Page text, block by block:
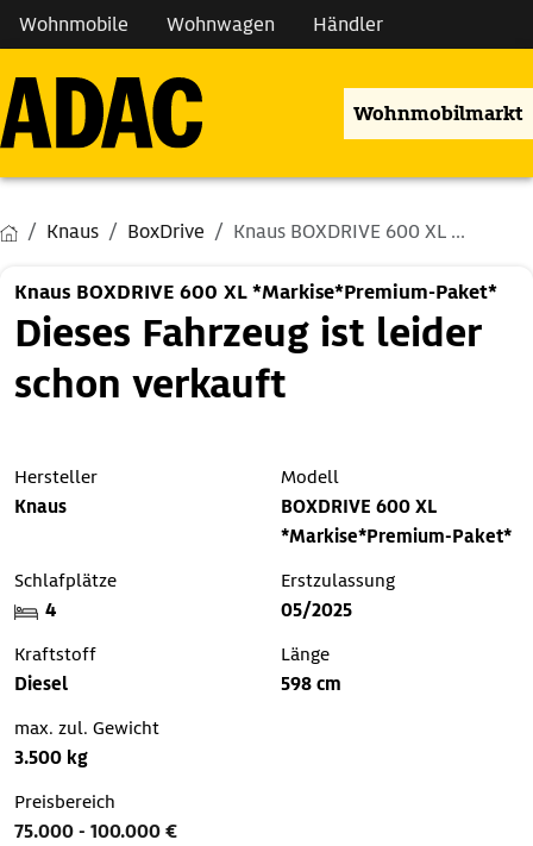
Wohnmobile Wohnwagen Händler
Wohnmobilmarkt
Knaus BoxDrive Knaus BOXDRIVE 600 XL ...
Knaus BOXDRIVE 600 XL *Markise*Premium-Paket*
Dieses Fahrzeug ist leider
schon verkauft
Hersteller
Knaus
Modell
BOXDRIVE 600 XL
*Markise*Premium-Paket*
Schlafplätze
4
Erstzulassung
05/2025
Kraftstoff
Diesel
Länge
598 cm
max. zul. Gewicht
3.500 kg
Preisbereich
75.000 - 100.000 €